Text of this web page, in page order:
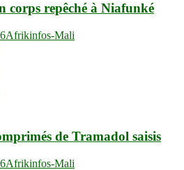
corps repêché à Niafunké
Afrikinfos-Mali
de Tramadol saisis
Afrikinfos-Mali